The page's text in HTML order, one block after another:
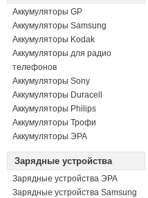
Аккумуляторы GP
Аккумуляторы Samsung
Аккумуляторы Kodak
Аккумуляторы для радио
телефонов
Аккумуляторы Sony
Аккумуляторы Duracell
Аккумуляторы Philips
Аккумуляторы Трофи
Аккумуляторы ЭРА
Зарядные устройства
Зарядные устройства ЭРА
Зарядные устройства Samsung